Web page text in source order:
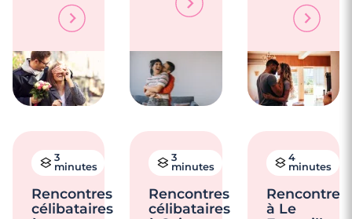
3
minutes
Rencontres
célibataires
3
minutes
Rencontres
célibataires
4
minutes
Rencontre
à Le